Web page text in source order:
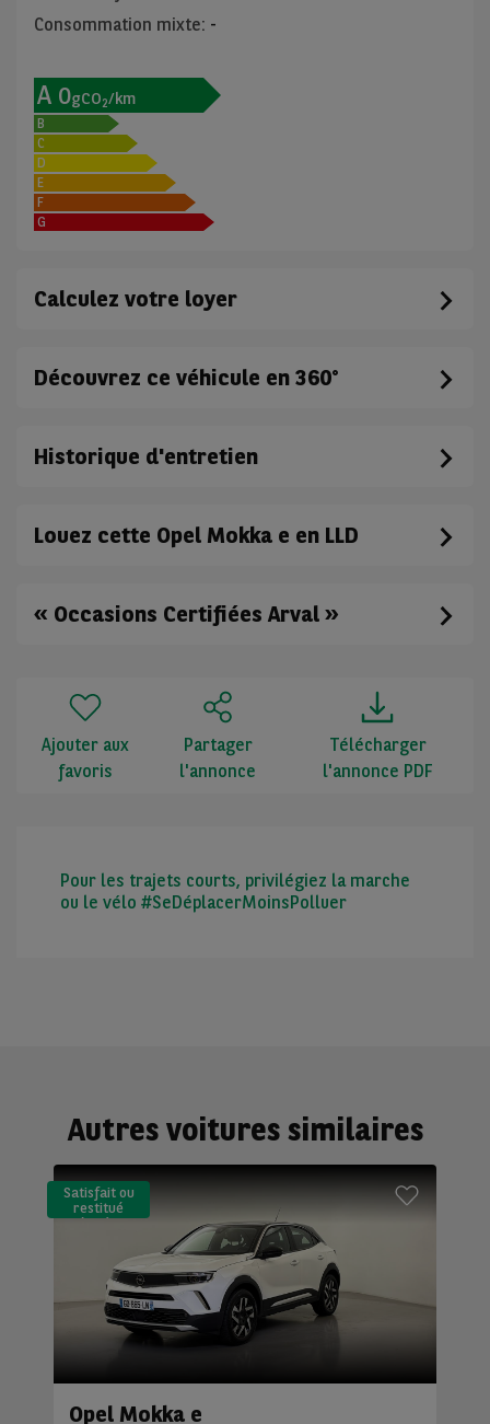
Consommation mixte: -
A 0gCO2/km
B
C
D
E
F
G
Calculez votre loyer
Découvrez ce véhicule en 360°
Historique d'entretien
Louez cette Opel Mokka e en LLD
« Occasions Certifiées Arval »
Ajouter aux
favoris
Partager
l'annonce
Télécharger
l'annonce PDF
Pour les trajets courts, privilégiez la marche
ou le vélo #SeDéplacerMoinsPolluer
Autres voitures similaires
Satisfait ou
restitué
(LLD)*
Opel Mokka e